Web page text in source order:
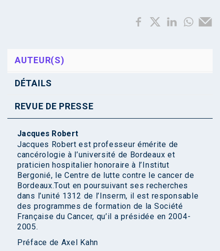
AUTEUR(S)
DÉTAILS
REVUE DE PRESSE
Jacques Robert
Jacques Robert est professeur émérite de
cancérologie à l’université de Bordeaux et
praticien hospitalier honoraire à l’Institut
Bergonié, le Centre de lutte contre le cancer de
Bordeaux.Tout en poursuivant ses recherches
dans l’unité 1312 de l’Inserm, il est responsable
des programmes de formation de la Société
Française du Cancer, qu’il a présidée en 2004-
2005.
Préface de Axel Kahn